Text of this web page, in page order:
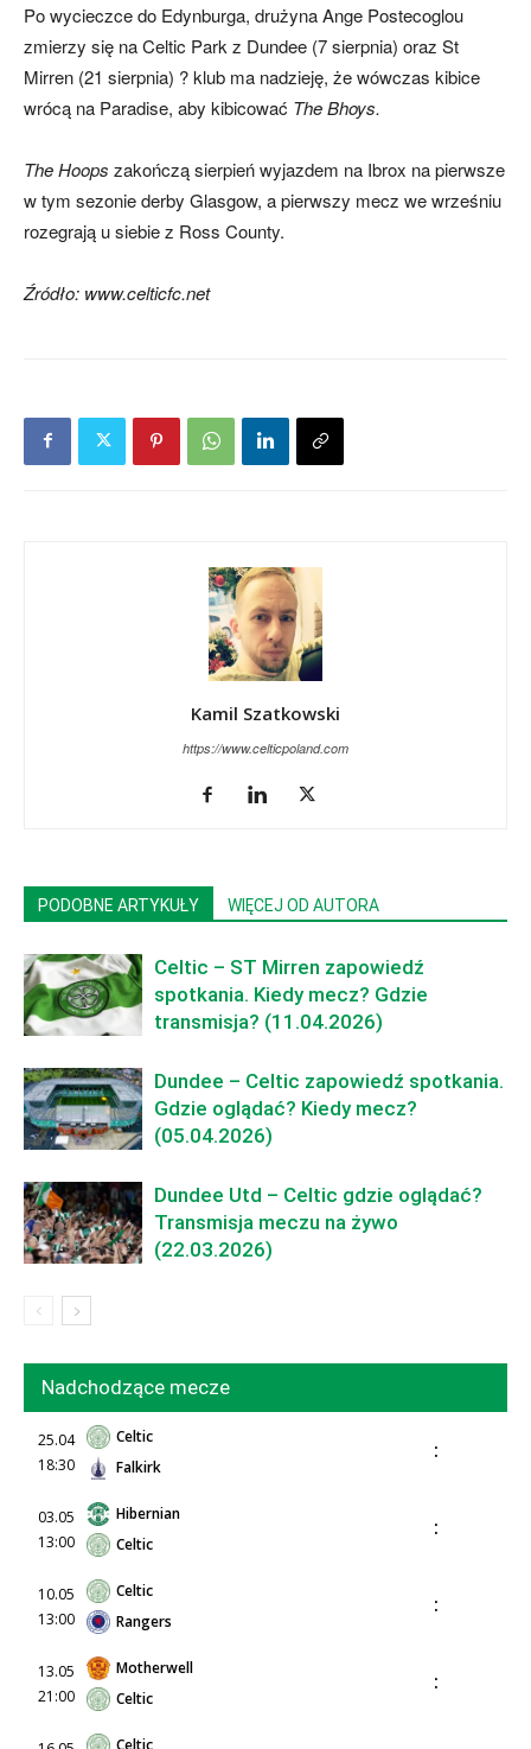
Po wycieczce do Edynburga, drużyna Ange Postecoglou
zmierzy się na Celtic Park z Dundee (7 sierpnia) oraz St
Mirren (21 sierpnia) ? klub ma nadzieję, że wówczas kibice
wrócą na Paradise, aby kibicować The Bhoys.
The Hoops zakończą sierpień wyjazdem na Ibrox na pierwsze
w tym sezonie derby Glasgow, a pierwszy mecz we wrześniu
rozegrają u siebie z Ross County.
Źródło: www.celticfc.net
Kamil Szatkowski
https://www.celticpoland.com
PODOBNE ARTYKUŁY WIĘCEJ OD AUTORA
Celtic – ST Mirren zapowiedź
spotkania. Kiedy mecz? Gdzie
transmisja? (11.04.2026)
Dundee – Celtic zapowiedź spotkania.
Gdzie oglądać? Kiedy mecz?
(05.04.2026)
Dundee Utd – Celtic gdzie oglądać?
Transmisja meczu na żywo
(22.03.2026)
Nadchodzące mecze
25.04
18:30
Celtic
Falkirk
:
03.05
13:00
Hibernian
Celtic
:
10.05
13:00
Celtic
Rangers
:
13.05
21:00
Motherwell
Celtic
:
Celtic